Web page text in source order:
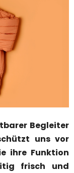
Begleiter
uns vor
ihre Funktion
frisch und